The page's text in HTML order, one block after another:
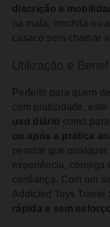
discrição e
na mala, mochila ou
casaco sem chamar
Utilização e
Perfeito para quem
com praticidade,
uso diário como para
ou após a prática
permite que
experiência, consiga
confiança. Com um
Addicted Toys Travel
rápida e sem